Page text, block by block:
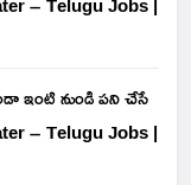
ఇంటి నుండి పని చేసే
– Telugu Jobs |